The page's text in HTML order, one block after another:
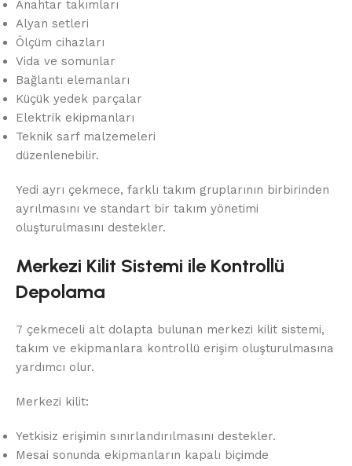
Anahtar takımları
Alyan setleri
Ölçüm cihazları
Vida ve somunlar
Bağlantı elemanları
Küçük yedek parçalar
Elektrik ekipmanları
Teknik sarf malzemeleri
düzenlenebilir.
Yedi ayrı çekmece, farklı takım gruplarının birbirinden
ayrılmasını ve standart bir takım yönetimi
oluşturulmasını destekler.
Merkezi Kilit Sistemi ile Kontrollü
Depolama
7 çekmeceli alt dolapta bulunan merkezi kilit sistemi,
takım ve ekipmanlara kontrollü erişim oluşturulmasına
yardımcı olur.
Merkezi kilit:
Yetkisiz erişimin sınırlandırılmasını destekler.
Mesai sonunda ekipmanların kapalı biçimde